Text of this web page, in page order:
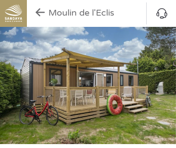
Moulin de l'Eclis